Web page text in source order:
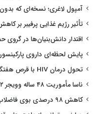
آمپول لاغری؛ نسخه‌ای که
تأثیر رژیم غذایی پرفیبر بر
اقتدار دانش‌بنیان‌ها در گروی
پایش لحظه‌ای داروی
تحول درمان HIV با قرص هفتگی
ناسا مأموریت ۴۸ ساله وویجر ۲ را یک سال دیگر تمدید کرد
کاهش ۹۸ درصدی بوی فاضلاب با نانوفیلتر ایرانی